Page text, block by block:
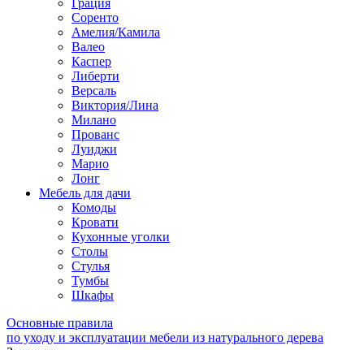
Грация
Соренто
Амелия/Камила
Валео
Каспер
Либерти
Версаль
Виктория/Лина
Милано
Прованс
Луиджи
Марио
Лонг
Мебель для дачи
Комоды
Кровати
Кухонные уголки
Столы
Стулья
Тумбы
Шкафы
Основные правила
по уходу и эксплуатации мебели из натурального дерева